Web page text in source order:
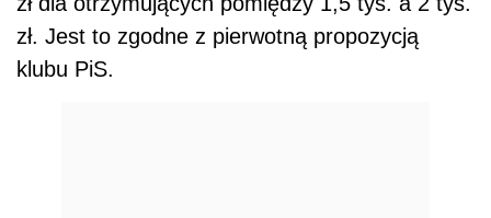
zł. Jest to zgodne z pierwotną propozycją
klubu PiS.